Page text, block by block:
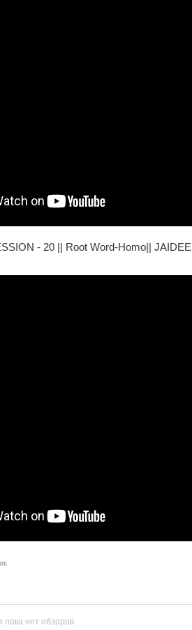
- 20 || Root Word-Homo||
пока нет обзоров